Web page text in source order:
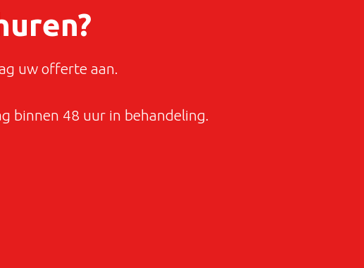
uw offerte aan.
binnen 48 uur in behandeling.